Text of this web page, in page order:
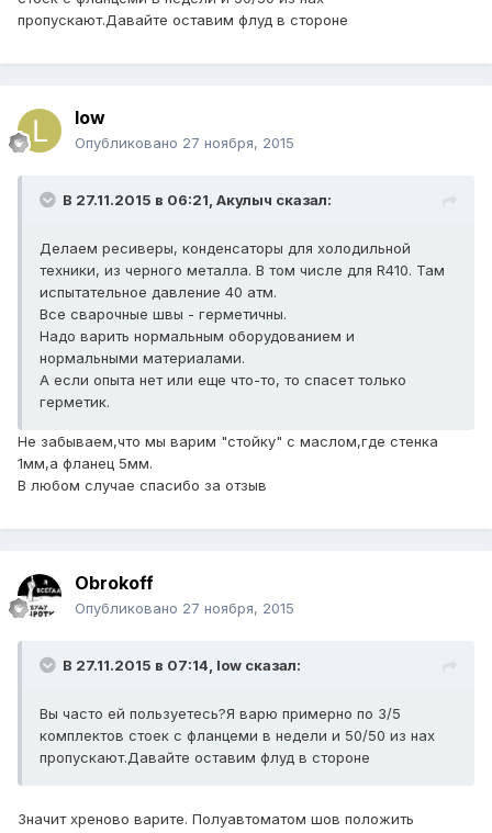
пропускают.Давайте оставим флуд в стороне
low
Опубликовано 27 ноября, 2015
В 27.11.2015 в 06:21, Акулыч сказал:
Делаем ресиверы, конденсаторы для холодильной
техники, из черного металла. В том числе для R410. Там
испытательное давление 40 атм.
Все сварочные швы - герметичны.
Надо варить нормальным оборудованием и
нормальными материалами.
А если опыта нет или еще что-то, то спасет только
герметик.
Не забываем,что мы варим "стойку" с маслом,где стенка
1мм,а фланец 5мм.
В любом случае спасибо за отзыв
Obrokoff
Опубликовано 27 ноября, 2015
В 27.11.2015 в 07:14, low сказал:
Вы часто ей пользуетесь?Я варю примерно по 3/5
комплектов стоек с фланцеми в недели и 50/50 из нах
пропускают.Давайте оставим флуд в стороне
Значит хреново варите. Полуавтоматом шов положить